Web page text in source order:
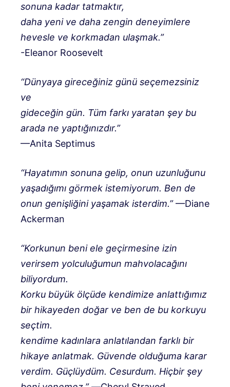
sonuna kadar tatmaktır,
daha yeni ve daha zengin deneyimlere
hevesle ve korkmadan ulaşmak.”
-Eleanor Roosevelt
“Dünyaya gireceğiniz günü seçemezsiniz
ve
gideceğin gün. Tüm farkı yaratan şey bu
arada ne yaptığınızdır.”
—Anita Septimus
“Hayatımın sonuna gelip, onun uzunluğunu
yaşadığımı görmek istemiyorum. Ben de
onun genişliğini yaşamak isterdim.”—Diane
Ackerman
“Korkunun beni ele geçirmesine izin
verirsem yolculuğumun mahvolacağını
biliyordum.
Korku büyük ölçüde kendimize anlattığımız
bir hikayeden doğar ve ben de bu korkuyu
seçtim.
kendime kadınlara anlatılandan farklı bir
hikaye anlatmak. Güvende olduğuma karar
verdim. Güçlüydüm. Cesurdum. Hiçbir şey